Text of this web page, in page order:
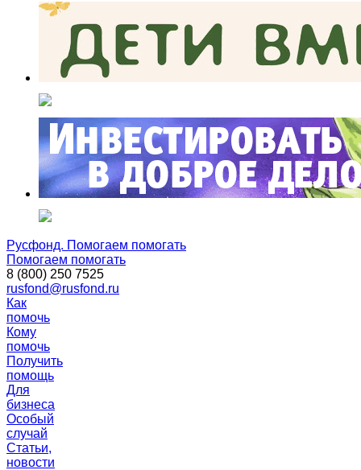
Русфонд. Помогаем помогать
Помогаем помогать
8 (800) 250 7525
rusfond@rusfond.ru
Как
помочь
Кому
помочь
Получить
помощь
Для
бизнеса
Особый
случай
Статьи,
новости